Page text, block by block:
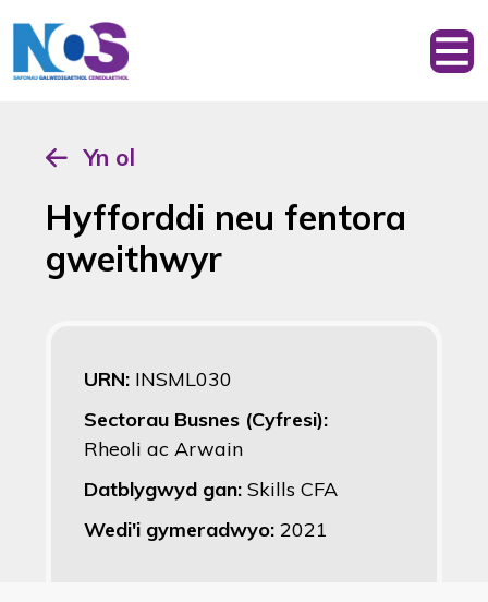
Yn ol
Hyfforddi neu fentora
gweithwyr
URN: INSML030
Sectorau Busnes (Cyfresi):
Rheoli ac Arwain
Datblygwyd gan: Skills CFA
Wedi'i gymeradwyo: 2021